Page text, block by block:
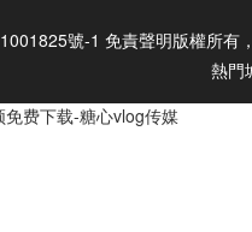
號-1 免責聲明版權所有
熱門
费下载-糖心vlog传媒